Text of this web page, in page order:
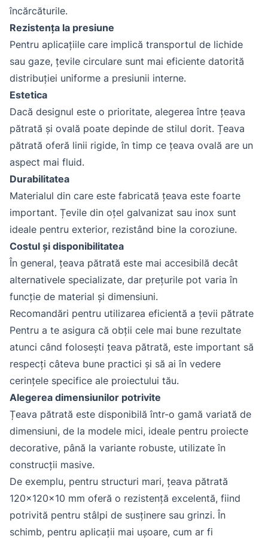
încărcăturile.
Rezistența la presiune
Pentru aplicațiile care implică transportul de lichide
sau gaze, țevile circulare sunt mai eficiente datorită
distribuției uniforme a presiunii interne.
Estetica
Dacă designul este o prioritate, alegerea între țeava
pătrată și ovală poate depinde de stilul dorit. Țeava
pătrată oferă linii rigide, în timp ce țeava ovală are un
aspect mai fluid.
Durabilitatea
Materialul din care este fabricată țeava este foarte
important. Țevile din oțel galvanizat sau inox sunt
ideale pentru exterior, rezistând bine la coroziune.
Costul și disponibilitatea
În general, țeava pătrată este mai accesibilă decât
alternativele specializate, dar prețurile pot varia în
funcție de material și dimensiuni.
Recomandări pentru utilizarea eficientă a țevii pătrate
Pentru a te asigura că obții cele mai bune rezultate
atunci când folosești țeava pătrată, este important să
respecți câteva bune practici și să ai în vedere
cerințele specifice ale proiectului tău.
Alegerea dimensiunilor potrivite
Țeava pătrată este disponibilă într-o gamă variată de
dimensiuni, de la modele mici, ideale pentru proiecte
decorative, până la variante robuste, utilizate în
construcții masive.
De exemplu, pentru structuri mari, țeava pătrată
120x120x10 mm oferă o rezistență excelentă, fiind
potrivită pentru stâlpi de susținere sau grinzi. În
schimb, pentru aplicații mai ușoare, cum ar fi